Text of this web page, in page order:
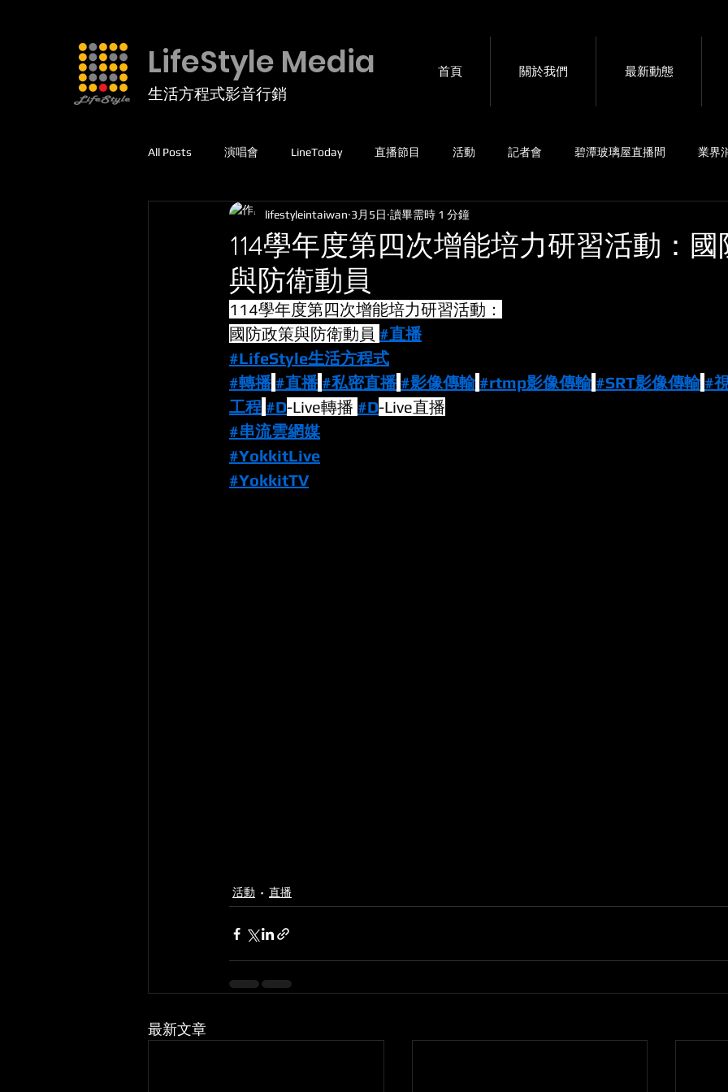
LifeStyle Media
生活方程式影音行銷
首頁 關於我們 最新動態
All Posts 演唱會 LineToday 直播節目 活動 記者會 碧潭玻璃屋直播間 業界
高爾夫球 運動賽事 4G包直播
5G專網
114學年度第四次增能培力研習活動：
與防衛動員
lifestyleintaiwan 3月5日 讀畢需時 1 分鐘
114學年度第四次增能培力研習活動：
國防政策與防衛動員 #直播
#LifeStyle生活方程式
#轉播 #直播 #私密直播 #影像傳輸 #rtmp影像傳輸 #SRT影像傳輸 #
工程 #D-Live轉播 #D-Live直播
#串流雲網媒
#YokkitLive
#YokkitTV
活動 直播
最新文章